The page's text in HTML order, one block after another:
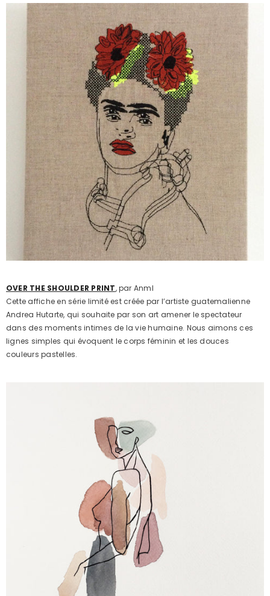
OVER THE SHOULDER PRINT, par Anml
Cette affiche en série limité est créée par l’artiste guatemalienne
Andrea Hutarte, qui souhaite par son art amener le spectateur
dans des moments intimes de la vie humaine. Nous aimons ces
lignes simples qui évoquent le corps féminin et les douces
couleurs pastelles.